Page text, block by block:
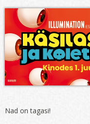
Nad on tagasi!